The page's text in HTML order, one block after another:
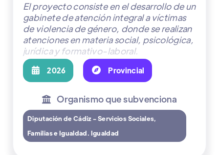
El proyecto consiste en el desarrollo de un
gabinete de atención integral a víctimas
de violencia de género, donde se realizan
atenciones en materia social, psicológica,
jurídica y formativo-laboral.
 2026  Provincial
 Organismo que subvenciona
Diputación de Cádiz - Servicios Sociales,
Familias e Igualdad. Igualdad